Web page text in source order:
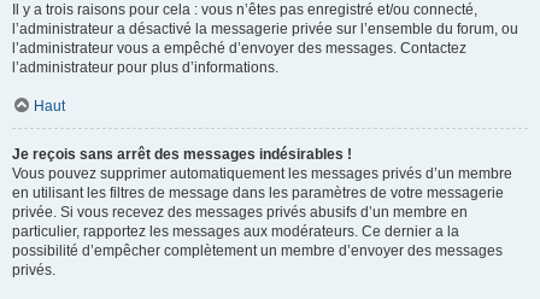
Il y a trois raisons pour cela : vous n’êtes pas enregistré et/ou connecté,
l’administrateur a désactivé la messagerie privée sur l’ensemble du forum, ou
l’administrateur vous a empêché d’envoyer des messages. Contactez
l’administrateur pour plus d’informations.
Haut
Je reçois sans arrêt des messages indésirables !
Vous pouvez supprimer automatiquement les messages privés d’un membre
en utilisant les filtres de message dans les paramètres de votre messagerie
privée. Si vous recevez des messages privés abusifs d’un membre en
particulier, rapportez les messages aux modérateurs. Ce dernier a la
possibilité d’empêcher complètement un membre d’envoyer des messages
privés.